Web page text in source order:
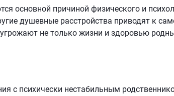
основной причиной физического и
душевные расстройства приводят к
не только жизни и здоровью
с психически нестабильным